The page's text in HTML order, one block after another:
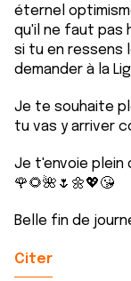
éternel
qu'il ne faut pas
si tu en ressens
demander à la
Je te souhaite
tu vas y arriver
Je t'envoie plein
🌹🌻🌺🌷🌼💖😘
Belle fin de
Citer